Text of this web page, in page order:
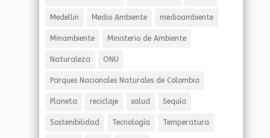
Medellin Medio Ambiente medioambiente
Minambiente Ministerio de Ambiente
Naturaleza ONU
Parques Nacionales Naturales de Colombia
Planeta reciclaje salud Sequía
Sostenibilidad Tecnología Temperatura